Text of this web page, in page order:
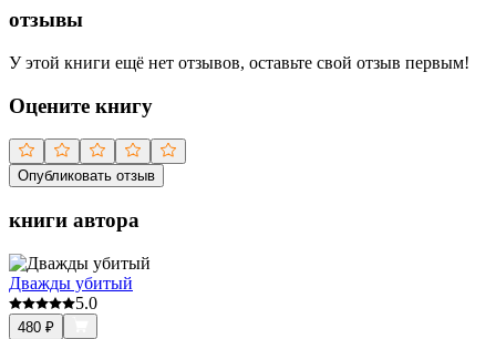
отзывы
У этой книги ещё нет отзывов, оставьте свой отзыв первым!
Оцените книгу
Опубликовать отзыв
книги автора
Дважды убитый
5.0
480 ₽